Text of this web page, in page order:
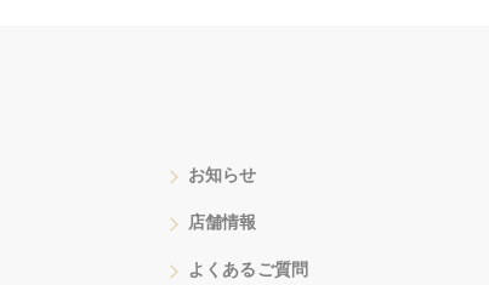
お知らせ
店舗情報
よくあるご質問